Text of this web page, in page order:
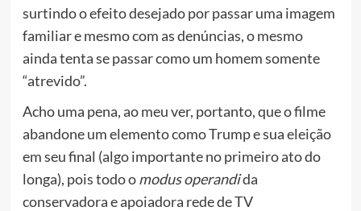
surtindo o efeito desejado por passar uma imagem
familiar e mesmo com as denúncias, o mesmo
ainda tenta se passar como um homem somente
“atrevido”.
Acho uma pena, ao meu ver, portanto, que o filme
abandone um elemento como Trump e sua eleição
em seu final (algo importante no primeiro ato do
longa), pois todo omodus operandida
conservadora e apoiadora rede de TV